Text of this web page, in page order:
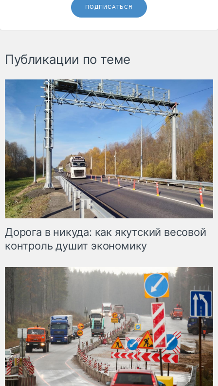
ПОДПИСАТЬСЯ
Публикации по теме
Дорога в никуда: как якутский весовой
контроль душит экономику